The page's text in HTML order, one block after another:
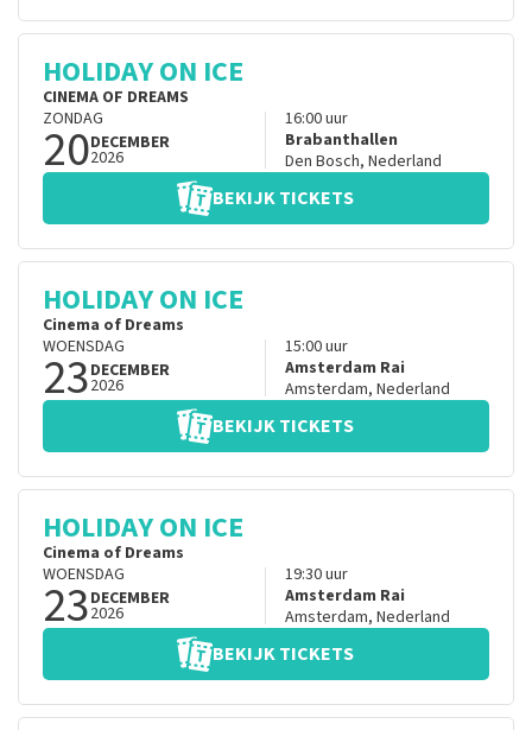
HOLIDAY ON ICE
CINEMA OF DREAMS
ZONDAG
20DECEMBER
2026
16:00uur
Brabanthallen
Den Bosch, Nederland
BEKIJK TICKETS
HOLIDAY ON ICE
Cinema of Dreams
WOENSDAG
23DECEMBER
2026
15:00uur
Amsterdam Rai
Amsterdam, Nederland
BEKIJK TICKETS
HOLIDAY ON ICE
Cinema of Dreams
WOENSDAG
23DECEMBER
2026
19:30uur
Amsterdam Rai
Amsterdam, Nederland
BEKIJK TICKETS